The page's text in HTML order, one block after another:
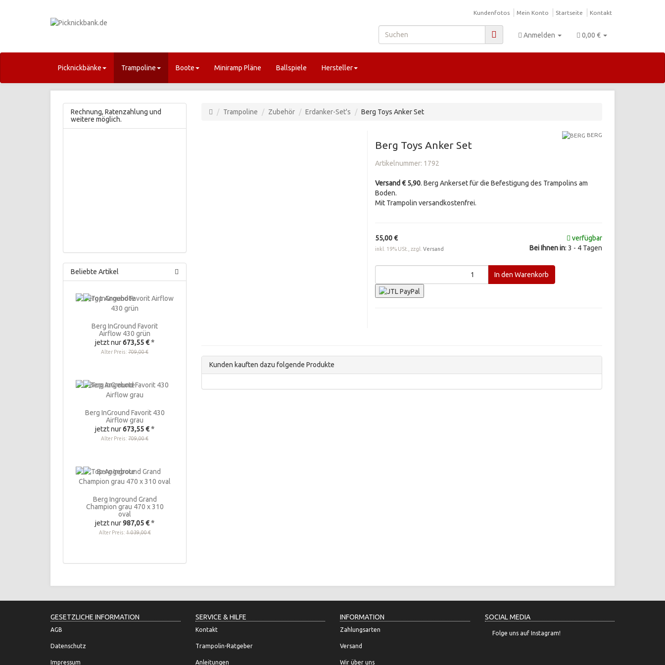
Kundenfotos Mein Konto Startseite Kontakt
Anmelden 0,00 €
Picknickbänke Trampoline Boote Miniramp Pläne Ballspiele Hersteller
Trampoline Zubehör Erdanker-Set's Berg Toys Anker Set
BERG
Berg Toys Anker Set
Artikelnummer: 1792
Versand € 5,90. Berg Ankerset für die Befestigung des Trampolins am
Boden.
Mit Trampolin versandkostenfrei.
55,00 €
inkl. 19% USt., zzgl. Versand
verfügbar
Bei Ihnen in: 3 - 4 Tagen
In den Warenkorb
Kunden kauften dazu folgende Produkte
Rechnung, Ratenzahlung und
weitere möglich.
Beliebte Artikel
Berg InGround Favorit
Airflow 430 grün
jetzt nur673,55 €*
Alter Preis: 709,00 €
Berg InGround Favorit 430
Airflow grau
jetzt nur673,55 €*
Alter Preis: 709,00 €
Berg Inground Grand
Champion grau 470 x 310
oval
jetzt nur987,05 €*
Alter Preis:1.039,00 €
GESETZLICHE INFORMATION
AGB
Datenschutz
Impressum
SERVICE & HILFE
Kontakt
Trampolin-Ratgeber
Anleitungen
INFORMATION
Zahlungsarten
Versand
Wir über uns
SOCIAL MEDIA
Folge uns auf Instagram!